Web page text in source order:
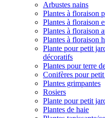
Arbustes nains
Plantes à floraison
Plantes à floraison
Plantes à floraison
Plantes à floraison
Plante pour petit
décoratifs
Plantes pour terre
Conifères pour
Plantes grimpantes
Rosiers
Plante pour petit
Plantes de haie